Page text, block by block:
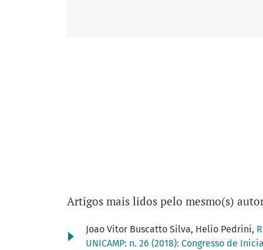
Artigos mais lidos pelo mesmo(s)
Joao Vitor Buscatto Silva, Helio Pedrini,
UNICAMP: n. 26 (2018): Congresso de